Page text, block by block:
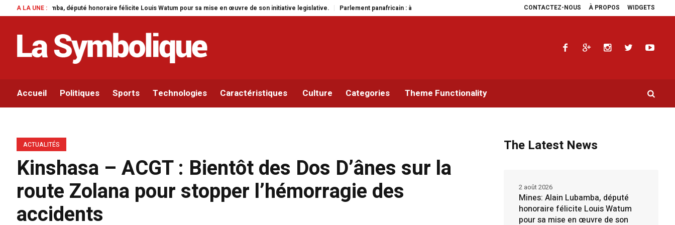
CONTACTEZ-NOUS À PROPOS WIDGETS
A LA UNE :félicite Louis Watum pour sa mise en œuvre de son initiative legislative. Parlement panafricain : à Johannesburg, Aimé Boji Sangara multiplie les plaidoyers en faveur de la RDC. Parlement panafricain : à
Accueil Politiques Sports Technologies Caractéristiques Culture Categories Theme Functionality
ACTUALITÉS
Kinshasa – ACGT : Bientôt des Dos D’ânes sur la
route Zolana pour stopper l’hémorragie des
accidents
The Latest News
Mines: Alain Lubamba, député
honoraire félicite Louis Watum
pour sa mise en œuvre de son
2 août 2026